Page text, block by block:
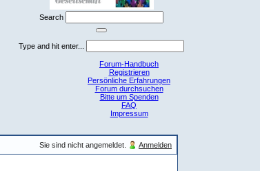
Search
Type and hit enter...
Forum-Handbuch
Registrieren
Persönliche Erfahrungen
Forum durchsuchen
Bitte um Spenden
FAQ
Impressum
Sie sind nicht angemeldet. Anmelden